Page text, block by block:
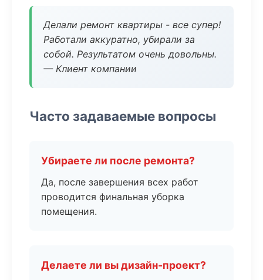
Делали ремонт квартиры - все супер!
Работали аккуратно, убирали за
собой. Результатом очень довольны.
— Клиент компании
Часто задаваемые вопросы
Убираете ли после ремонта?
Да, после завершения всех работ
проводится финальная уборка
помещения.
Делаете ли вы дизайн-проект?